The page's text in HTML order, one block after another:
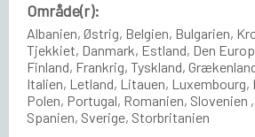
Område(r):
Albanien, Østrig, Belgien, Bulgarien,
Tjekkiet, Danmark, Estland, Den
Finland, Frankrig, Tyskland,
Italien, Letland, Litauen, Luxembourg,
Polen, Portugal, Romanien, Slovenien
Spanien, Sverige, Storbritanien